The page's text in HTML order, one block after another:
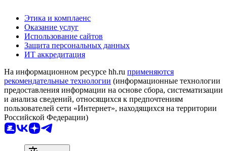
Этика и комплаенс
Оказание услуг
Использование сайтов
Защита персональных данных
ИТ аккредитация
На информационном ресурсе hh.ru применяются
рекомендательные технологии (информационные технологии
предоставления информации на основе сбора, систематизации
и анализа сведений, относящихся к предпочтениям
пользователей сети «Интернет», находящихся на территории
Российской Федерации)